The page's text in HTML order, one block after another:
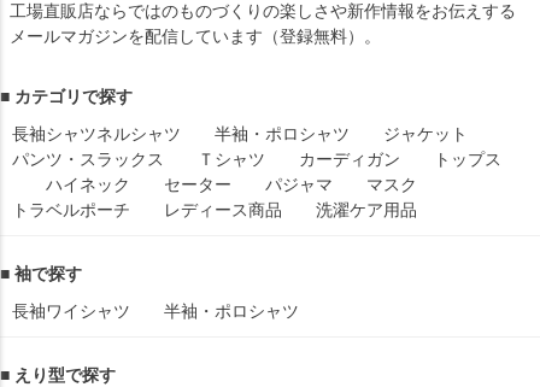
工場直販店ならではのものづくりの楽しさや新作情報をお伝えする
メールマガジンを配信しています（登録無料）。
■ カテゴリで探す
長袖シャツネルシャツ 半袖・ポロシャツ
ジャケット
パンツ・スラックス
Ｔシャツ カーディガン
トップス
ハイネック
セーター パジャマ
マスク
トラベルポーチ
レディース商品 洗濯ケア用品
■ 袖で探す
長袖ワイシャツ
半袖・ポロシャツ
■ えり型で探す